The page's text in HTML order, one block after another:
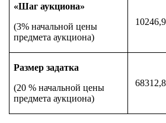
«Шаг аукциона»
(3% начальной цены
предмета аукциона)
Размер задатка
(20 % начальной цены
предмета аукциона)